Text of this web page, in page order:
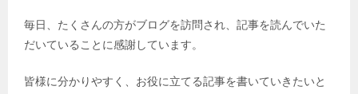
毎日、たくさんの方がブログを訪問され、記事を読んでいた
だいていることに感謝しています。
皆様に分かりやすく、お役に立てる記事を書いていきたいと